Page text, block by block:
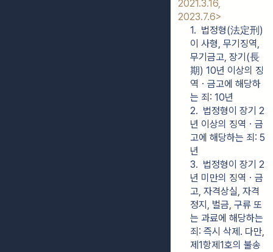
2021.3.16,
2023.7.6>
1.  법정형(法定刑)
이 사형, 무기징역,
무기금고, 장기(長
期) 10년 이상의 징
역ㆍ금고에 해당하
는 죄: 10년
2.  법정형이 장기 2
년 이상의 징역ㆍ금
고에 해당하는 죄: 5
년
3.  법정형이 장기 2
년 미만의 징역ㆍ금
고, 자격상실, 자격
정지, 벌금, 구류 또
는 과료에 해당하는
죄: 즉시 삭제. 다만,
제1항제1호의 불송